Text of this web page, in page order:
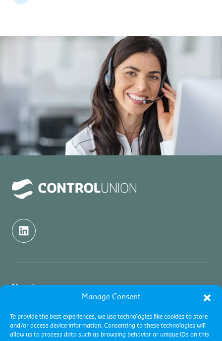
Manage Consent
To provide the best experiences, we use technologies like cookies to store
and/or access device information. Consenting to these technologies will
allow us to process data such as browsing behavior or unique IDs on this
Nosotros
Nosotros
Contacto
Inspecciones
Acerca de Inspecciones de Commodities
Certificaciones